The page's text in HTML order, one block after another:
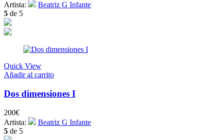
Artista:
Beatriz G Infante
5 de 5
Quick View
Añadir al carrito
Dos dimensiones I
200€
Artista:
Beatriz G Infante
5 de 5